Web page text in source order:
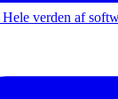
Hele verden af